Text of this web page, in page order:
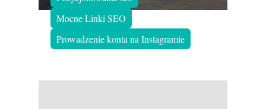
Mocne Linki SEO
Prowadzenie konta na Instagramie